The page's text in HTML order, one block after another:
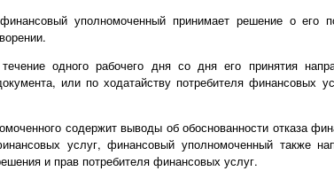
уполномоченный принимает решение о его
одного рабочего дня со дня его принятия
или по ходатайству потребителя финансовых
содержит выводы об обоснованности отказа
услуг, финансовый уполномоченный также
и прав потребителя финансовых услуг.